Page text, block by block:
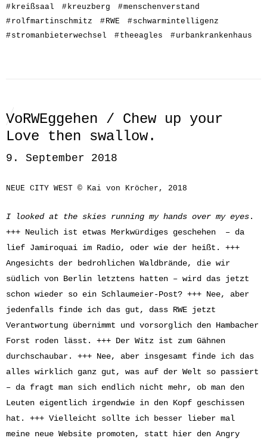
#kreißsaal #kreuzberg #menschenverstand
#rolfmartinschmitz #RWE #schwarmintelligenz
#stromanbieterwechsel #theeagles #urbankrankenhaus
VoRWEggehen / Chew up your
Love then swallow.
9. September 2018
NEUE CITY WEST © Kai von Kröcher, 2018
I looked at the skies running my hands over my eyes.
+++ Neulich ist etwas Merkwürdiges geschehen – da
lief Jamiroquai im Radio, oder wie der heißt. +++
Angesichts der bedrohlichen Waldbrände, die wir
südlich von Berlin letztens hatten – wird das jetzt
schon wieder so ein Schlaumeier-Post? +++ Nee, aber
jedenfalls finde ich das gut, dass RWE jetzt
Verantwortung übernimmt und vorsorglich den Hambacher
Forst roden lässt. +++ Der Witz ist zum Gähnen
durchschaubar. +++ Nee, aber insgesamt finde ich das
alles wirklich ganz gut, was auf der Welt so passiert
– da fragt man sich endlich nicht mehr, ob man den
Leuten eigentlich irgendwie in den Kopf geschissen
hat. +++ Vielleicht sollte ich besser lieber mal
meine neue Website promoten, statt hier den Angry